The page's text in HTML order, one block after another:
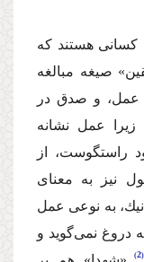
كسانى هستند كه
صیغه مبالغه
و صدق در
عمل نشانه
راستگوست، از
نیز به معناى
به نوعى عمل
دروغ نمى‌گوید و
2